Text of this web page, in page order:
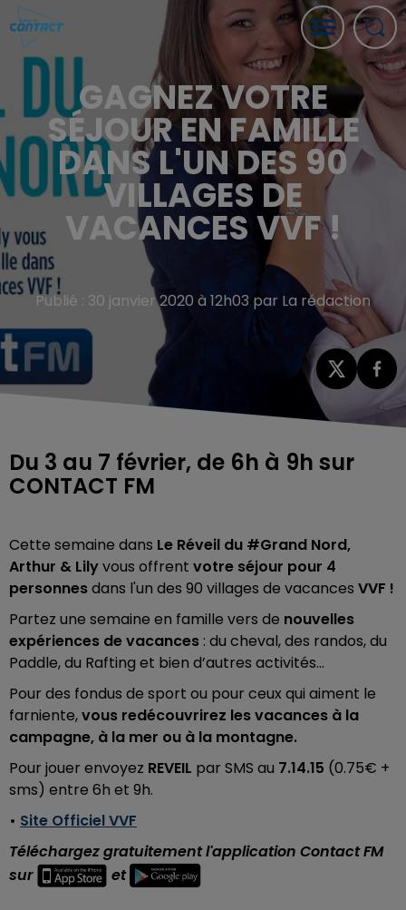
GAGNEZ VOTRE
SÉJOUR EN FAMILLE
DANS L'UN DES 90
VILLAGES DE
VACANCES VVF !
Publié : 30 janvier 2020 à 12h03 par La rédaction
Du 3 au 7 février, de 6h à 9h sur
CONTACT FM
Cette semaine dans Le Réveil du #Grand Nord,
Arthur & Lilyvous offrent votre séjour pour 4
personnesdans l'un des 90 villages de vacances VVF !
Partez une semaine en famille vers de nouvelles
expériences de vacances : du cheval, des randos, du
Paddle, du Rafting et bien d’autres activités...
Pour des fondus de sport ou pour ceux qui aiment le
farniente,vous redécouvrirez les vacances à la
campagne, à la mer ou à la montagne.
Pour jouer envoyez REVEIL par SMS au 7.14.15 (0.75€ +
sms) entre 6h et 9h.
• Site Officiel VVF
Téléchargez gratuitement l'application Contact FM
sur
et